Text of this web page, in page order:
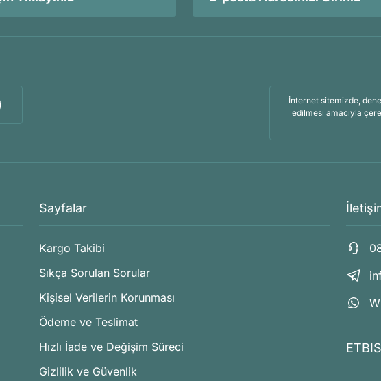
İnternet sitemizde,
edilmesi amacıyla
Sayfalar
Kargo Takibi
Sıkça Sorulan Sorular
Kişisel Verilerin Korunması
Ödeme ve Teslimat
Hızlı İade ve Değişim Süreci
Gizlilik ve Güvenlik
ETBIS